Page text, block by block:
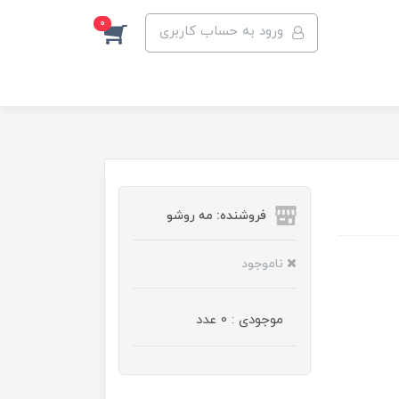
ورود به حساب کاربری 0
فروشنده: مه رو‌شو
ناموجود
موجودی : 0 عدد